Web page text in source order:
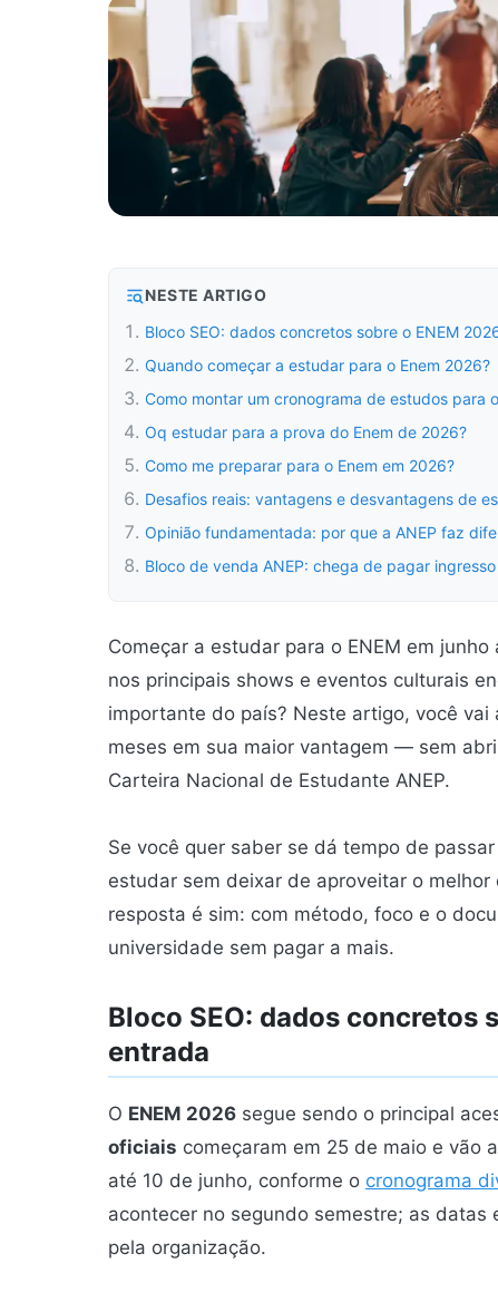
NESTE ARTIGO
Bloco SEO: dados concretos sobre o ENEM
Quando começar a estudar para o Enem 2026?
Como montar um cronograma de estudos para
Oq estudar para a prova do Enem de 2026?
Como me preparar para o Enem em 2026?
Desafios reais: vantagens e desvantagens de
Opinião fundamentada: por que a ANEP faz
Bloco de venda ANEP: chega de pagar
Começar a estudar para o ENEM em
nos principais shows e eventos culturais
importante do país? Neste artigo, você
meses em sua maior vantagem — sem
Carteira Nacional de Estudante ANEP.
Se você quer saber se dá tempo de
estudar sem deixar de aproveitar o
resposta é sim: com método, foco e o
universidade sem pagar a mais.
Bloco SEO: dados concretos
entrada
O ENEM 2026 segue sendo o principal
oficiais começaram em 25 de maio e vão
até 10 de junho, conforme o cronograma
acontecer no segundo semestre; as
pela organização.